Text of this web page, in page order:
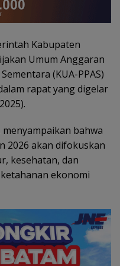
Kabupaten
Umum Anggaran
(KUA-PPAS)
rapat yang digelar
bahwa
2026 akan difokuskan
kesehatan, dan
ekonomi